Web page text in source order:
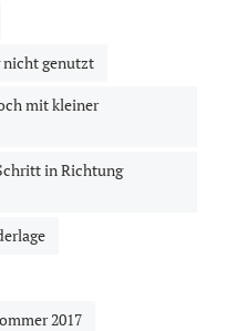
nicht genutzt
mit kleiner
in Richtung
2017